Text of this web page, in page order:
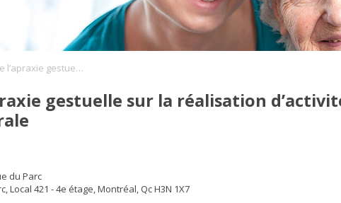
ERG-Impact de l’apraxie gestuelle sur la réalisation d’activités quotidiennes suite à une lésion cérébrale
gestuelle sur la réalisation
du Parc
Local 421 - 4e étage, Montréal, Qc H3N 1X7